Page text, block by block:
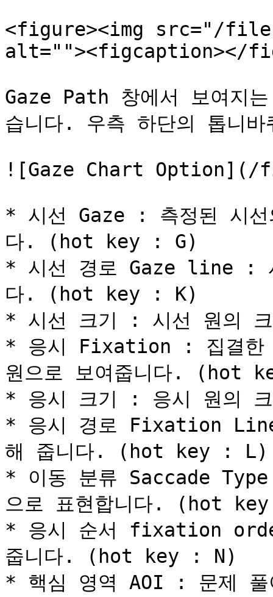
<figure><img src="/files/
alt=""><figcaption></
Gaze Path 창에서 보여지
습니다. 우측 하단의 톱니
![Gaze Chart Option](/
* 시선 Gaze : 측정된 시선
다. (hot key : G)
* 시선 경로 Gaze line :
다. (hot key : K)
* 시선 크기 : 시선 원의 크
* 응시 Fixation : 집결한
원으로 보여줍니다. (hot
* 응시 크기 : 응시 원의 크
* 응시 경로 Fixation Line
해 줍니다. (hot key : L)
* 이동 분류 Saccade
으로 표현합니다. (hot
* 응시 순서 fixation
줍니다. (hot key : N)
* 핵심 영역 AOI : 문제 풀